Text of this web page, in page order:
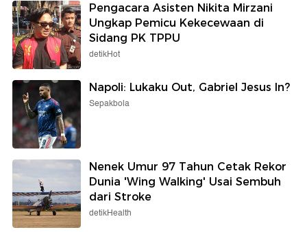
Pengacara Asisten Nikita Mirzani
Ungkap Pemicu Kekecewaan di
Sidang PK TPPU
detikHot
Napoli: Lukaku Out, Gabriel Jesus In?
Sepakbola
Nenek Umur 97 Tahun Cetak Rekor
Dunia 'Wing Walking' Usai Sembuh
dari Stroke
detikHealth